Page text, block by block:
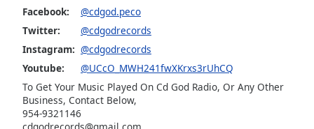
Font
Edge
Style
Facebook:
@cdgod.peco
Twitter:
@cdgodrecords
Instagram: @cdgodrecords
Youtube:
@UCcO_MWH241fwXKrxs3rUhCQ
To Get Your Music Played On Cd God Radio, Or Any Other
Business, Contact Below,
954-9321146